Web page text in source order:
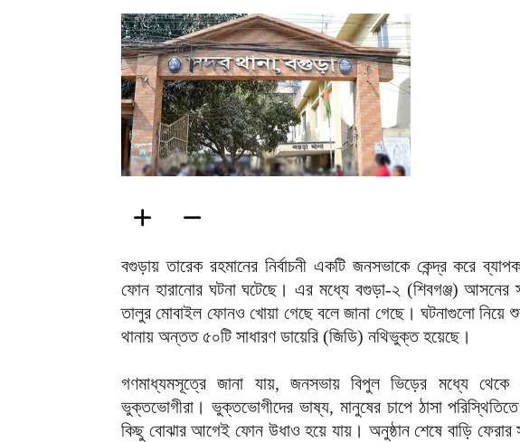
বগুড়ায় তারেক রহমানের নির্বাচনী একটি জনসভাকে কেন্দ্র করে
ফোন হারানোর ঘটনা ঘটেছে। এর মধ্যে বগুড়া-২ (শিবগঞ্জ) আসনের
তালুর মোবাইল ফোনও খোয়া গেছে বলে জানা গেছে। ঘটনাগুলো নিয়ে
থানায় অন্তত ৫০টি সাধারণ ডায়েরি (জিডি) নথিভুক্ত হয়েছে।
গণমাধ্যমসূত্রে জানা যায়, জনসভায় বিপুল ভিড়ের মধ্যে
ভুক্তভোগীরা। ভুক্তভোগীদের ভাষ্য, মানুষের চাপে ঠাসা
কিছু বোঝার আগেই ফোন উধাও হয়ে যায়। অনুষ্ঠান শেষে বাড়ি ফেরার